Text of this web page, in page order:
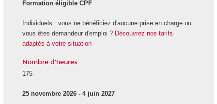
Formation éligible CPF
Individuels : vous ne bénéficiez d'aucune prise en charge ou
vous êtes demandeur d'emploi ? Découvrez nos tarifs
adaptés à votre situation
Nombre d'heures
175
25 novembre 2026 - 4 juin 2027